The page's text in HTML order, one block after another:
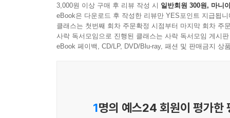
3,000원 이상 구매 후 리뷰 작성 시 일반회원 300원, 마니
eBook은 다운로드 후 작성한 리뷰만 YES포인트 지급됩니
클래스는 첫번째 회차 주문확정 시점부터 마지막 회차 주
사락 독서모임으로 진행된 클래스는 사락 독서모임 게시
eBook 페이백, CD/LP, DVD/Blu-ray, 패션 및 판매금지 상
1명의 예스24 회원이 평가한